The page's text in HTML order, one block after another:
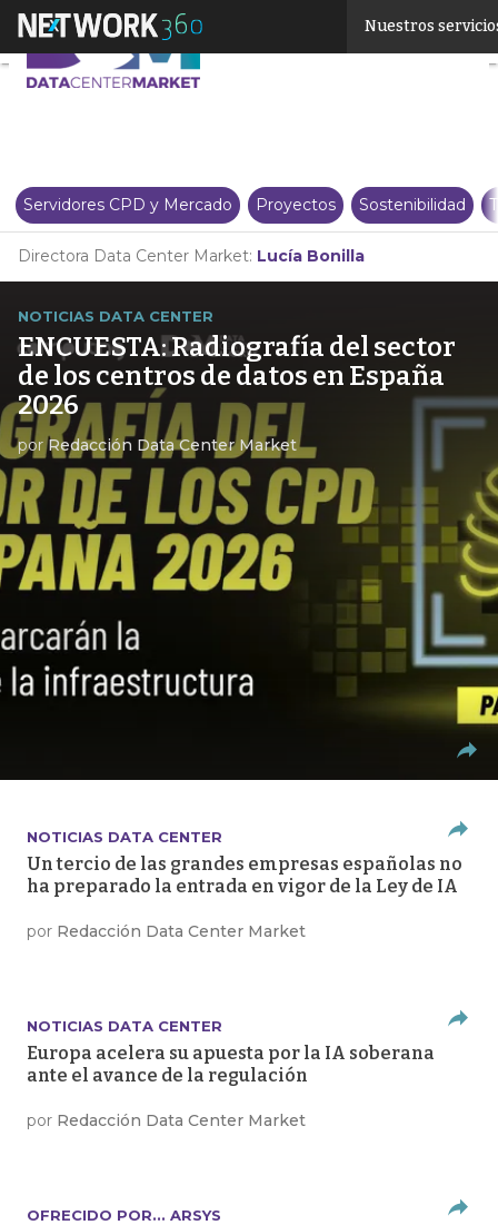
Nuestros
Servidores CPD y Mercado Proyectos Sostenibilidad
Directora Data Center Market: Lucía Bonilla
NOTICIAS DATA CENTER
ENCUESTA: Radiografía del sector
de los centros de datos en España
2026
porRedacción Data Center Market
NOTICIAS DATA CENTER
Un tercio de las grandes empresas españolas no
ha preparado la entrada en vigor de la Ley de IA
por Redacción Data Center Market
NOTICIAS DATA CENTER
Europa acelera su apuesta por la IA soberana
ante el avance de la regulación
por Redacción Data Center Market
OFRECIDO POR... ARSYS